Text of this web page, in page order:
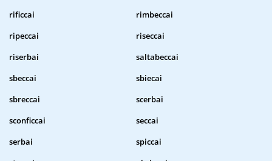
rificcai
rimbeccai
ripeccai
riseccai
riserbai
saltabeccai
sbeccai
sbiecai
sbreccai
scerbai
sconficcai
seccai
serbai
spiccai